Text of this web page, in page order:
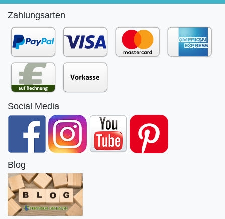
Zahlungsarten
Social Media
Blog